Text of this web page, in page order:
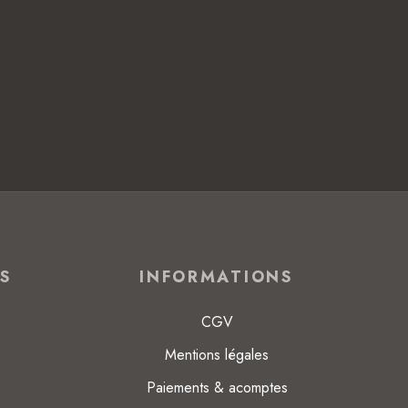
INFORMATIONS
CGV
Mentions légales
Paiements & acomptes